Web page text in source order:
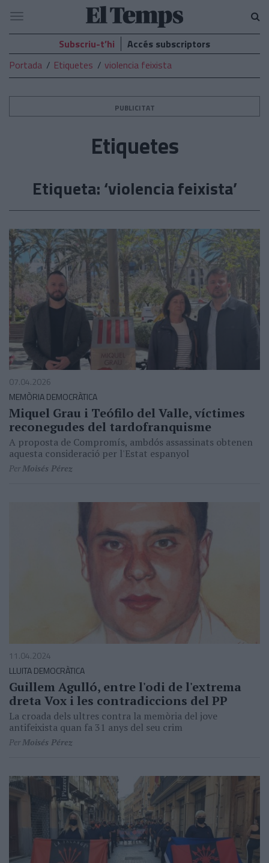
El
Temps
Navegació
Subscriu-t’hi
Accés subscriptors
Portada
Etiquetes violencia feixista
PUBLICITAT
Etiquetes
Etiqueta: ‘violencia feixista’
07.04.2026
MEMÒRIA DEMOCRÀTICA
Miquel Grau i Teófilo del Valle, víctimes
reconegudes del tardofranquisme
A proposta de Compromís, ambdós assassinats obtenen
aquesta consideració per l'Estat espanyol
PerMoisés Pérez
11.04.2024
LLUITA DEMOCRÀTICA
Guillem Agulló, entre l'odi de l'extrema
dreta Vox i les contradiccions del PP
La croada dels ultres contra la memòria del jove
antifeixista quan fa 31 anys del seu crim
PerMoisés Pérez